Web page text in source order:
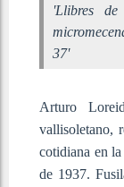
'Llibres
37'
Arturo
vallisoletano,
cotidiana en
de 1937.